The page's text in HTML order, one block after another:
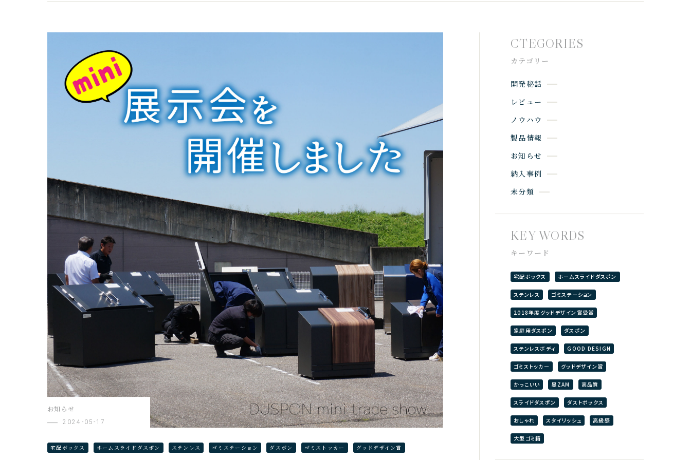
お知らせ
2024-05-17
宅配ボックス ホームスライドダスポン ステンレス ゴミステーション ダスポン ゴミストッカー グッドデザイン賞
CTEGORIES
カテゴリー
開発秘話
レビュー
ノウハウ
製品情報
お知らせ
納入事例
未分類
KEY WORDS
キーワード
宅配ボックス ホームスライドダスポン
ステンレス ゴミステーション
2018年度グッドデザイン賞受賞
家庭用ダスポン ダスポン
ステンレスボディ GOOD DESIGN
ゴミストッカー グッドデザイン賞
かっこいい 黒ZAM 高品質
スライドダスポン ダストボックス
おしゃれ スタイリッシュ 高級感
大型ゴミ箱